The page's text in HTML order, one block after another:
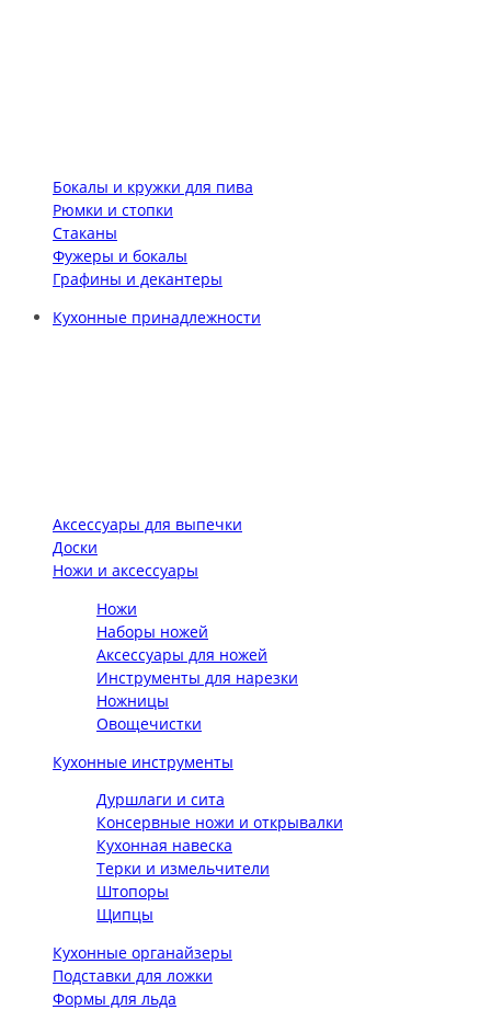
Бокалы и кружки для пива
Рюмки и стопки
Стаканы
Фужеры и бокалы
Графины и декантеры
Кухонные принадлежности
Аксессуары для выпечки
Доски
Ножи и аксессуары
Ножи
Наборы ножей
Аксессуары для ножей
Инструменты для нарезки
Ножницы
Овощечистки
Кухонные инструменты
Дуршлаги и сита
Консервные ножи и открывалки
Кухонная навеска
Терки и измельчители
Штопоры
Щипцы
Кухонные органайзеры
Подставки для ложки
Формы для льда